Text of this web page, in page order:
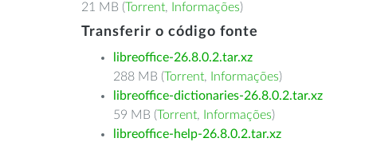
21 MB (Torrent, Informações)
Transferir o código fonte
libreoffice-26.8.0.2.tar.xz
288 MB (Torrent, Informações)
libreoffice-dictionaries-26.8.0.2.tar.xz
59 MB (Torrent, Informações)
libreoffice-help-26.8.0.2.tar.xz